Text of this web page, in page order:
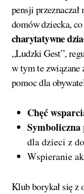
pensji
domów dziecka,
charytatywne
„Ludzki Gest”,
w tym te związane
pomoc dla
Chęć
Symboliczna
dla dzieci z
Wspieranie
Klub borykał się z